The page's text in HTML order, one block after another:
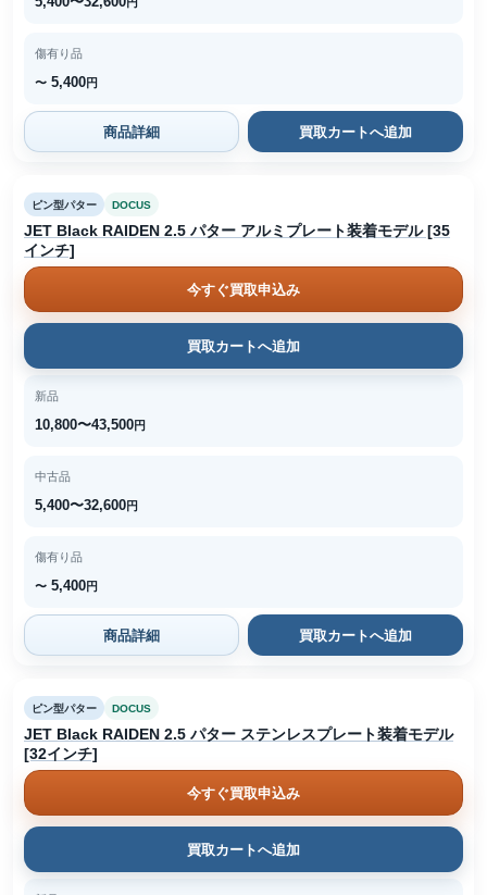
傷有り品
〜 5,400円
商品詳細 買取カートへ追加
ピン型パター DOCUS
JET Black RAIDEN 2.5 パター アルミプレート装着モデル [35
インチ]
今すぐ買取申込み
買取カートへ追加
新品
10,800〜43,500円
中古品
5,400〜32,600円
傷有り品
〜 5,400円
商品詳細 買取カートへ追加
ピン型パター DOCUS
JET Black RAIDEN 2.5 パター ステンレスプレート装着モデル
[32インチ]
今すぐ買取申込み
買取カートへ追加